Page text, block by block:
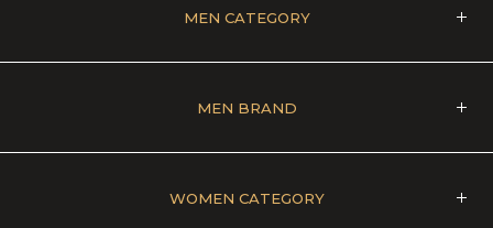
MEN CATEGORY
MEN BRAND
WOMEN CATEGORY